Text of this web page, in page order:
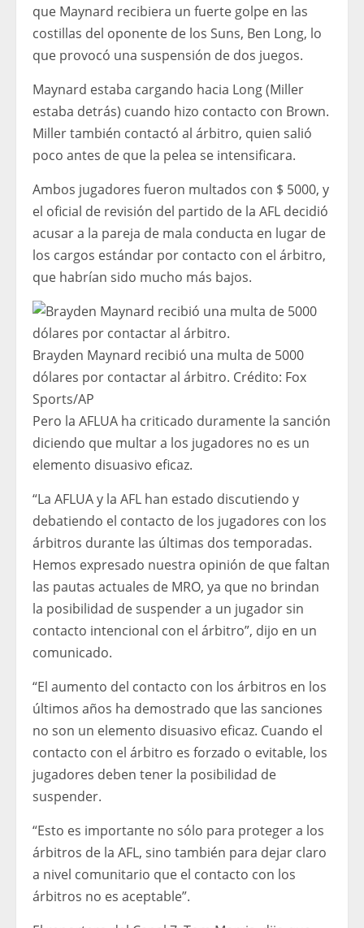
que Maynard recibiera un fuerte golpe en las
costillas del oponente de los Suns, Ben Long, lo
que provocó una suspensión de dos juegos.
Maynard estaba cargando hacia Long (Miller
estaba detrás) cuando hizo contacto con Brown.
Miller también contactó al árbitro, quien salió
poco antes de que la pelea se intensificara.
Ambos jugadores fueron multados con $ 5000, y
el oficial de revisión del partido de la AFL decidió
acusar a la pareja de mala conducta en lugar de
los cargos estándar por contacto con el árbitro,
que habrían sido mucho más bajos.
Brayden Maynard recibió una multa de 5000
dólares por contactar al árbitro. Crédito: Fox
Sports/AP
Pero la AFLUA ha criticado duramente la sanción
diciendo que multar a los jugadores no es un
elemento disuasivo eficaz.
“La AFLUA y la AFL han estado discutiendo y
debatiendo el contacto de los jugadores con los
árbitros durante las últimas dos temporadas.
Hemos expresado nuestra opinión de que faltan
las pautas actuales de MRO, ya que no brindan
la posibilidad de suspender a un jugador sin
contacto intencional con el árbitro”, dijo en un
comunicado.
“El aumento del contacto con los árbitros en los
últimos años ha demostrado que las sanciones
no son un elemento disuasivo eficaz. Cuando el
contacto con el árbitro es forzado o evitable, los
jugadores deben tener la posibilidad de
suspender.
“Esto es importante no sólo para proteger a los
árbitros de la AFL, sino también para dejar claro
a nivel comunitario que el contacto con los
árbitros no es aceptable”.